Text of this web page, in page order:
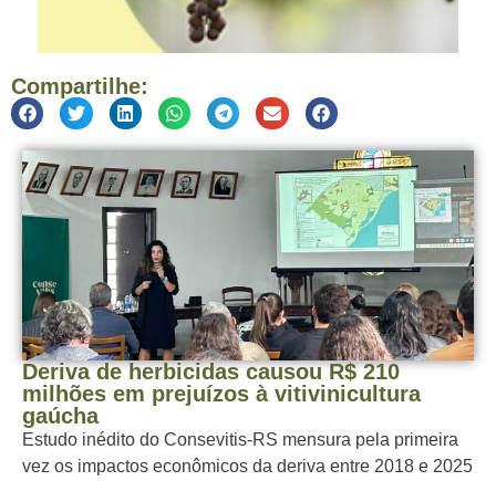
Compartilhe:
Deriva de herbicidas causou R$ 210
milhões em prejuízos à vitivinicultura
gaúcha
Estudo inédito do Consevitis-RS mensura pela primeira
vez os impactos econômicos da deriva entre 2018 e 2025